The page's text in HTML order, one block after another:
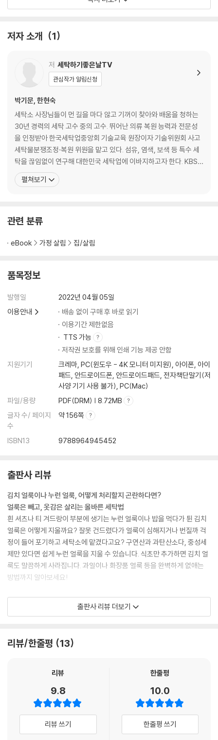
누렇게 변한 흰옷을 하얗게 만들기 1
-옷 색깔 잘 지키는 법
만능 얼룩 제거제 만들기
누렇게 변한 흰 모자 세탁법
모자 틀 단단하게 고정하기
누렇게 변한 흰 니트 세탁법
울/캐시미어 소재 의류 손세탁법
줄어든 니트 늘리는 법
-드럼 세탁기 깨끗하게 관리하는 법
트렌치코트 찌든 때 제거하기
린넨 재킷 세탁법
-털은 어떻게 세탁해야 할까요?
과일이나 김치 얼룩 제거하기
커피나 과일 얼룩 제거하기
흰 가죽 운동화 세탁법
-여름철 가죽 신발 관리법
스웨이드 신발 세탁법
하얀 면 운동화·메시 운동화 세탁법
천연 탈취제 만드는 법
스웨이드 신발 손질법
등산 배낭이나 캐리어 세탁하기
누렇고 냄새나는 베개 솜 세탁
누렇게 찌든 구스 베개 세탁
이불 세탁하기
피 얼룩 제거법
-세제, 어떤 것으로 골라야 하나요?
3장 오래 가는 깨끗함! 옷 관리와 보관법
와이셔츠 빳빳하게 다리는 방법
정장 바지 각 잡아서 다리는 법
청바지 벨트 고리 튼튼하게 달기
티셔츠 새것처럼 다리는 방법
린넨 셔츠 빳빳하게 손질하기
-옷에 풀을 먹이는 이유
모직 코트나 니트 보풀 제거하기 1
모직 코트나 니트 보풀 제거하기 2
-옷이 탈색되는 원인은 무엇인가요?
스웨이드(누벅) 신발 흠집 복원하기
-곰팡이 생기지 않게 관리하는 법
-좋은 세탁소 고르는 법
-세탁소에 맡겨야 하는 옷은 무엇인가요?
부록 한눈에 보는 세탁 정보
저자 소개 1
저 세탁하기좋은날TV
관심작가 알림신청
박기문, 한현숙
세탁소 사장님들이 먼 길을 마다 않고 기꺼이 찾아와 배움을 청하는
30년 경력의 세탁 고수 중의 고수. 뛰어난 의류 복원 능력과 전문성
을 인정받아 한국세탁업중앙회 기술교육 원장이자 기술위원회 사고
세탁물분쟁조정·복원 위원을 맡고 있다. 섬유, 염색, 보색 등 특수 세
탁을 끊임없이 연구해 대한민국 세탁업에 이바지하고자 한다. KBS2
<2TV 생생정보>, TV조선 <살림 9단의 만물상>, MBC <생방송 오
늘 아침> 등에 출연해 집에서도 쉽고 깨끗하게 옷을 세탁하고 관리하
펼쳐보기
관련 분류
eBook 가정 살림 집/살림
품목정보
발행일
2022년 04월 05일
이용안내
배송 없이 구매 후 바로 읽기
이용기간 제한없음
TTS 가능
저작권 보호를 위해 인쇄 기능 제공 안함
지원기기
크레마, PC(윈도우 - 4K 모니터 미지원), 아이폰, 아이
패드, 안드로이드폰, 안드로이드패드, 전자책단말기(저
사양 기기 사용 불가), PC(Mac)
파일/용량
PDF(DRM) | 8.72MB
글자 수/ 페이지
수
약 156쪽
ISBN13 9788964945452
출판사 리뷰
김치 얼룩이나 누런 얼룩, 어떻게 처리할지 곤란하다면?
얼룩은 빼고, 옷감은 살리는 올바른 세탁법
흰 셔츠나 티 겨드랑이 부분에 생기는 누런 얼룩이나 밥을 먹다가 튄 김치
얼룩은 어떻게 지울까요? 잘못 건드렸다가 얼룩이 심해지거나 번질까 걱
정이 들어 포기하고 세탁소에 맡겼다고요? 구연산과 과탄산소다, 중성세
제만 있다면 쉽게 누런 얼룩을 지울 수 있습니다. 식초만 추가하면 김치 얼
룩도 말끔하게 사라집니다. 과일이나 화장품 얼룩 등을 완벽하게 없애는
방법까지 알아보세요!
가죽 운동화나 피가 묻은 이불 빨래가 어렵다면?
집에서 간단하게! 신발부터 가방, 침구 세탁법
가 묻은 이불이나 누렇게 찌든 구스 베개도 세탁하려 하면 난감한 마음이
지 세탁할 수 있습니다. 피할 수 없는 신발과 가방, 침구 세탁까지 모두 집
린넨 셔츠를 빳빳하게, 가죽 가방을 흠집 없이 관리하고 싶다면?
오래도록 깨끗하게! 옷·모자·가방 관리와 보관법
정장 바지의 각을 살려 다리는 게 쉽지 않다고요? 린넨 셔츠를 처음 샀을
출판사 리뷰 더보기
리뷰/한줄평 13
리뷰
9.8
리뷰 쓰기
한줄평
10.0
한줄평 쓰기